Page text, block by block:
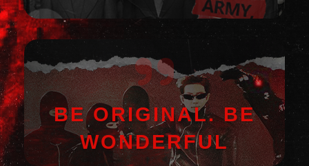
BE ORIGINAL. BE
WONDERFUL